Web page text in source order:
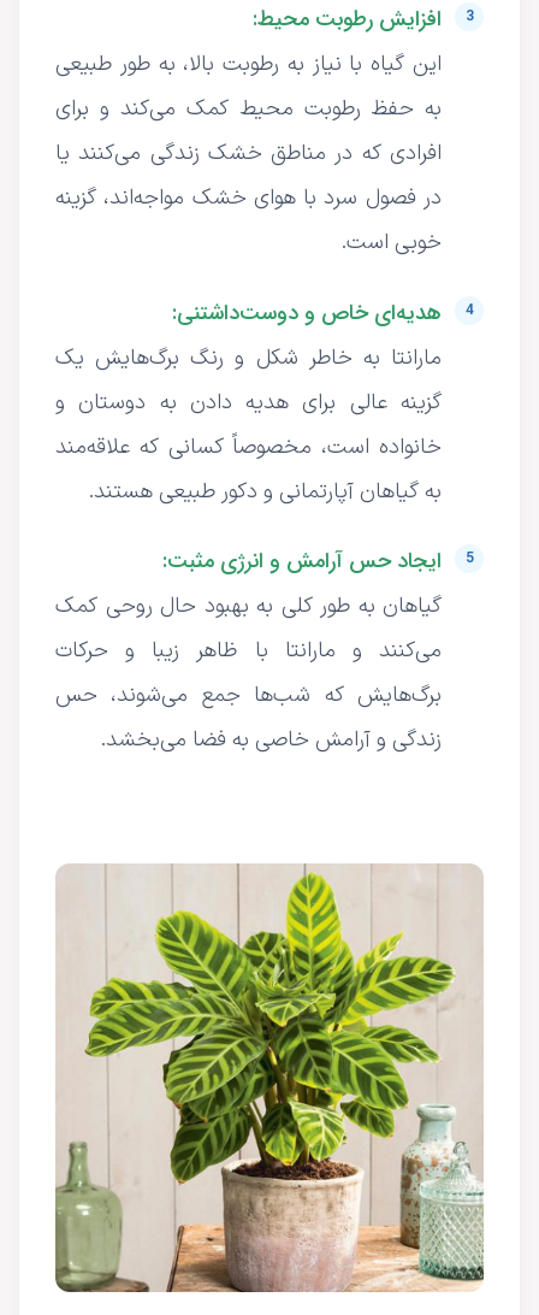
افزایش رطوبت محیط:
این گیاه با نیاز به رطوبت بالا، به طور طبیعی
به حفظ رطوبت محیط کمک می‌کند و برای
افرادی که در مناطق خشک زندگی می‌کنند یا
در فصول سرد با هوای خشک مواجه‌اند، گزینه
خوبی است.
هدیه‌ای خاص و دوست‌داشتنی:
مارانتا به خاطر شکل و رنگ برگ‌هایش یک
گزینه عالی برای هدیه دادن به دوستان و
خانواده است، مخصوصاً کسانی که علاقه‌مند
به گیاهان آپارتمانی و دکور طبیعی هستند.
ایجاد حس آرامش و انرژی مثبت:
گیاهان به طور کلی به بهبود حال روحی کمک
می‌کنند و مارانتا با ظاهر زیبا و حرکات
برگ‌هایش که شب‌ها جمع می‌شوند، حس
زندگی و آرامش خاصی به فضا می‌بخشد.